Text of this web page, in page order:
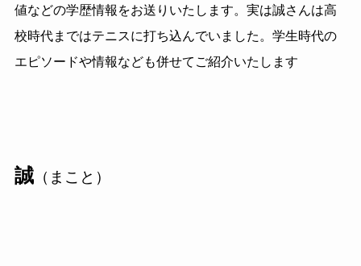
値などの学歴情報をお送りいたします。実は誠さんは高
校時代まではテニスに打ち込んでいました。学生時代の
エピソードや情報なども併せてご紹介いたします
誠（まこと）